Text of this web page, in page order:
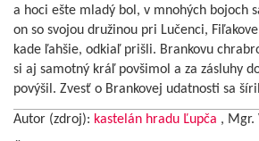
a hoci ešte mladý bol, v mnohých bojoch
on so svojou družinou pri Lučenci,
kade ľahšie, odkiaľ prišli. Brankovu
si aj samotný kráľ povšimol a za zásluhy
povýšil. Zvesť o Brankovej udatnosti sa
Autor (zdroj): kastelán hradu Ľupča , Mgr.